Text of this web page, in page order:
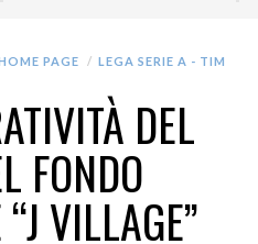
PAGE
LEGA SERIE A - TIM
DEL
FONDO
VILLAGE”